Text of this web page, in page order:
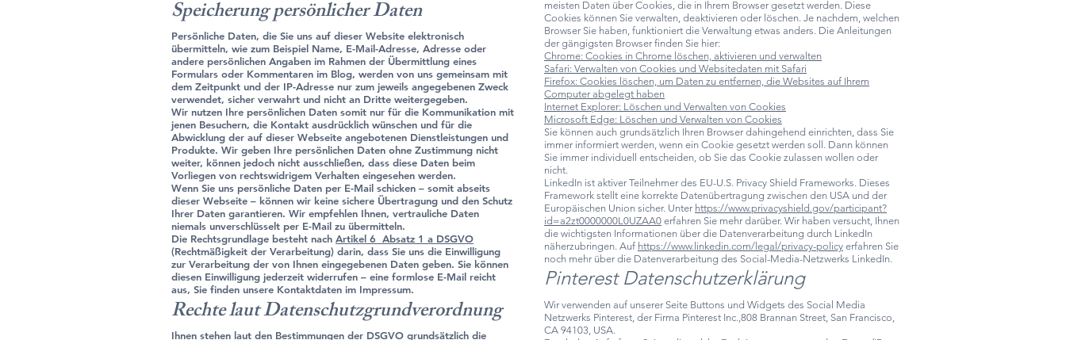
Speicherung persönlicher Daten
Persönliche Daten, die Sie uns auf dieser Website elektronisch
übermitteln, wie zum Beispiel Name, E-Mail-Adresse, Adresse oder
andere persönlichen Angaben im Rahmen der Übermittlung eines
Formulars oder Kommentaren im Blog, werden von uns gemeinsam mit
dem Zeitpunkt und der IP-Adresse nur zum jeweils angegebenen Zweck
verwendet, sicher verwahrt und nicht an Dritte weitergegeben.
Wir nutzen Ihre persönlichen Daten somit nur für die Kommunikation mit
jenen Besuchern, die Kontakt ausdrücklich wünschen und für die
Abwicklung der auf dieser Webseite angebotenen Dienstleistungen und
Produkte. Wir geben Ihre persönlichen Daten ohne Zustimmung nicht
weiter, können jedoch nicht ausschließen, dass diese Daten beim
Vorliegen von rechtswidrigem Verhalten eingesehen werden.
Wenn Sie uns persönliche Daten per E-Mail schicken – somit abseits
dieser Webseite – können wir keine sichere Übertragung und den Schutz
Ihrer Daten garantieren. Wir empfehlen Ihnen, vertrauliche Daten
niemals unverschlüsselt per E-Mail zu übermitteln.
Die Rechtsgrundlage besteht nach Artikel 6 Absatz 1 a DSGVO
(Rechtmäßigkeit der Verarbeitung) darin, dass Sie uns die Einwilligung
zur Verarbeitung der von Ihnen eingegebenen Daten geben. Sie können
diesen Einwilligung jederzeit widerrufen – eine formlose E-Mail reicht
aus, Sie finden unsere Kontaktdaten im Impressum.
Rechte laut Datenschutzgrundverordnung
Ihnen stehen laut den Bestimmungen der DSGVO grundsätzlich die
meisten Daten über Cookies, die in Ihrem Browser gesetzt werden. Diese
Cookies können Sie verwalten, deaktivieren oder löschen. Je nachdem, welchen
Browser Sie haben, funktioniert die Verwaltung etwas anders. Die Anleitungen
der gängigsten Browser finden Sie hier:
Chrome: Cookies in Chrome löschen, aktivieren und verwalten
Safari: Verwalten von Cookies und Websitedaten mit Safari
Firefox: Cookies löschen, um Daten zu entfernen, die Websites auf Ihrem
Computer abgelegt haben
Internet Explorer: Löschen und Verwalten von Cookies
Microsoft Edge: Löschen und Verwalten von Cookies
Sie können auch grundsätzlich Ihren Browser dahingehend einrichten, dass Sie
immer informiert werden, wenn ein Cookie gesetzt werden soll. Dann können
Sie immer individuell entscheiden, ob Sie das Cookie zulassen wollen oder
nicht.
LinkedIn ist aktiver Teilnehmer des EU-U.S. Privacy Shield Frameworks. Dieses
Framework stellt eine korrekte Datenübertragung zwischen den USA und der
Europäischen Union sicher. Unter https://www.privacyshield.gov/participant?
id=a2zt0000000L0UZAA0 erfahren Sie mehr darüber. Wir haben versucht, Ihnen
die wichtigsten Informationen über die Datenverarbeitung durch LinkedIn
näherzubringen. Auf https://www.linkedin.com/legal/privacy-policy erfahren Sie
noch mehr über die Datenverarbeitung des Social-Media-Netzwerks LinkedIn.
Pinterest Datenschutzerklärung
Wir verwenden auf unserer Seite Buttons und Widgets des Social Media
Netzwerks Pinterest, der Firma Pinterest Inc.,808 Brannan Street, San Francisco,
CA 94103, USA.